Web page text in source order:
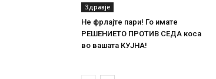
Здравје
Не фрлајте пари! Го имате
РЕШЕНИЕТО ПРОТИВ СЕДА коса
во вашата КУЈНА!